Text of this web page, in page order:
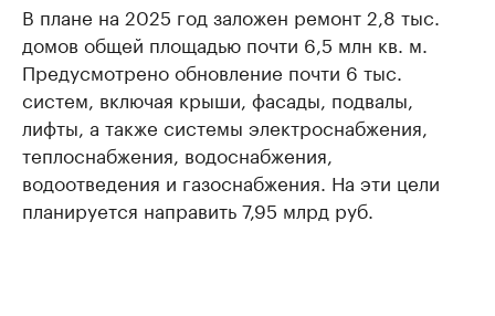
В плане на 2025 год заложен ремонт 2,8 тыс.
домов общей площадью почти 6,5 млн кв. м.
Предусмотрено обновление почти 6 тыс.
систем, включая крыши, фасады, подвалы,
лифты, а также системы электроснабжения,
теплоснабжения, водоснабжения,
водоотведения и газоснабжения. На эти цели
планируется направить 7,95 млрд руб.